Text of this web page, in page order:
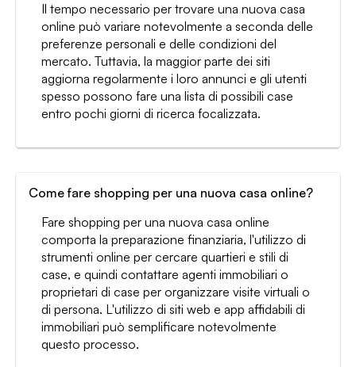
Il tempo necessario per trovare una nuova casa
online può variare notevolmente a seconda delle
preferenze personali e delle condizioni del
mercato. Tuttavia, la maggior parte dei siti
aggiorna regolarmente i loro annunci e gli utenti
spesso possono fare una lista di possibili case
entro pochi giorni di ricerca focalizzata.
Come fare shopping per una nuova casa online?
Fare shopping per una nuova casa online
comporta la preparazione finanziaria, l'utilizzo di
strumenti online per cercare quartieri e stili di
case, e quindi contattare agenti immobiliari o
proprietari di case per organizzare visite virtuali o
di persona. L'utilizzo di siti web e app affidabili di
immobiliari può semplificare notevolmente
questo processo.